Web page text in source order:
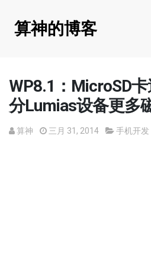
算神的博客
WP8.1：MicroSD
分Lumias设备更多
算神 三月 31, 2014 手机开发